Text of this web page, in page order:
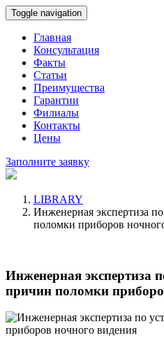
Toggle navigation
Главная
Консультация
Факты
Статьи
Преимущества
Гарантии
Филиалы
Контакты
Цены
Заполните заявку
LIBRARY
Инженерная экспертиза
поломки приборов
Инженерная экспертиза
причин поломки